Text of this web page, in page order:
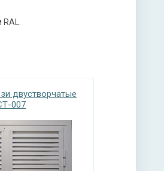
двустворчатые
007